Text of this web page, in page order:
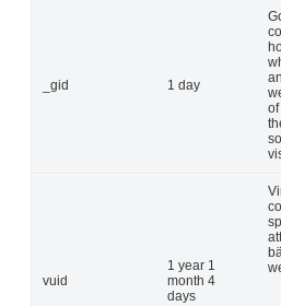
_gid 1 day
vuid
1 year 1
month 4
days